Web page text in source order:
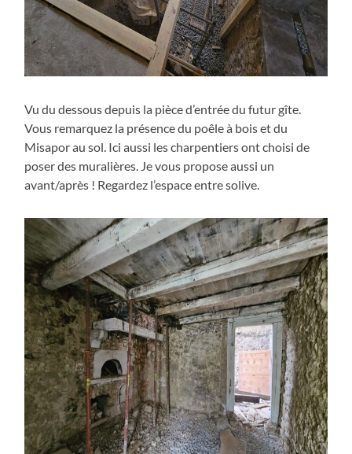
Vu du dessous depuis la pièce d’entrée du futur gîte.
Vous remarquez la présence du poêle à bois et du
Misapor au sol. Ici aussi les charpentiers ont choisi de
poser des muralières. Je vous propose aussi un
avant/après ! Regardez l’espace entre solive.